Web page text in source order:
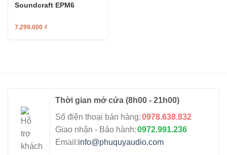
Soundcraft EPM6
7.299.000 ₫
Thời gian mở cửa(8h00 - 21h00)
Số điện thoại bán hàng:0978.638.832
Giao nhận - Bảo hành:0972.991.236
Email:info@phuquyaudio.com